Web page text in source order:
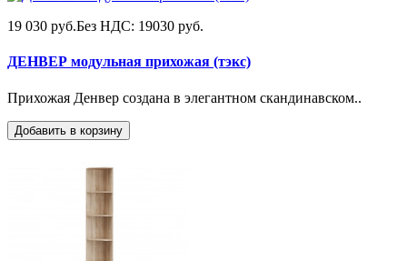
19 030 руб.Без НДС: 19030 руб.
ДЕНВЕР модульная прихожая (тэкс)
Прихожая Денвер создана в элегантном скандинавском..
Добавить в корзину